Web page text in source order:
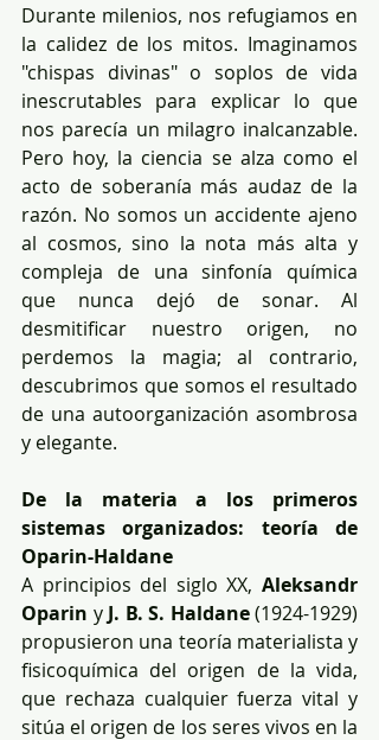
Durante milenios, nos refugiamos en
la calidez de los mitos. Imaginamos
"chispas divinas" o soplos de vida
inescrutables para explicar lo que
nos parecía un milagro inalcanzable.
Pero hoy, la ciencia se alza como el
acto de soberanía más audaz de la
razón. No somos un accidente ajeno
al cosmos, sino la nota más alta y
compleja de una sinfonía química
que nunca dejó de sonar. Al
desmitificar nuestro origen, no
perdemos la magia; al contrario,
descubrimos que somos el resultado
de una autoorganización asombrosa
y elegante.
De la materia a los primeros
sistemas organizados: teoría de
Oparin-Haldane
A principios del siglo XX, Aleksandr
Oparin y J. B. S. Haldane (1924-1929)
propusieron una teoría materialista y
fisicoquímica del origen de la vida,
que rechaza cualquier fuerza vital y